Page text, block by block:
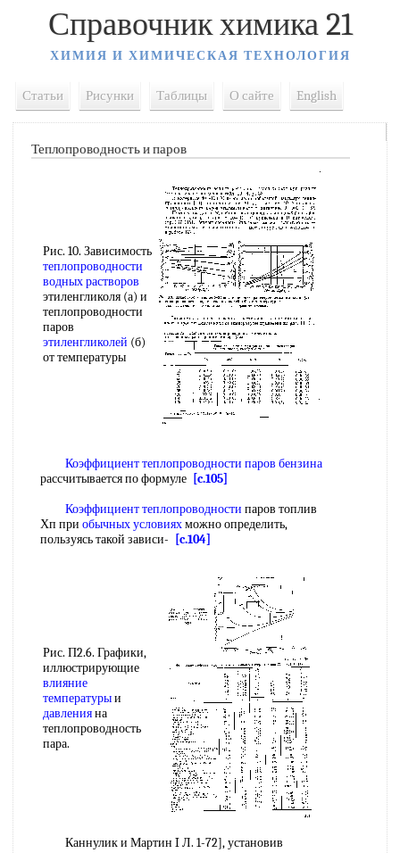
Справочник химика 21
ХИМИЯ И ХИМИЧЕСКАЯ ТЕХНОЛОГИЯ
Статьи Рисунки Таблицы О сайте English
Теплопроводность и паров
Рис. 10. Зависимость
теплопроводности
водных растворов
этиленгликоля (а) и
теплопроводности
паров
этиленгликолей (б)
от температуры
Коэффициент теплопроводности паров бензина
рассчитывается по формуле [c.105]
Коэффициент теплопроводности паров топлив
Хп при обычных условияхможно определить,
пользуясь такой зависи-
[c.104]
Рис. П2.6. Графики,
иллюстрирующие
влияние
температурыи
давленияна
теплопроводность
пара.
Каннулик и Мартин I Л. 1-72], установив